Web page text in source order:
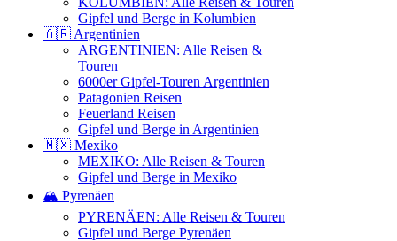
Gipfel und Berge in Kolumbien
🇦🇷 Argentinien
ARGENTINIEN: Alle Reisen &
Touren
6000er Gipfel-Touren Argentinien
Patagonien Reisen
Feuerland Reisen
Gipfel und Berge in Argentinien
🇲🇽 Mexiko
MEXIKO: Alle Reisen & Touren
Gipfel und Berge in Mexiko
🏔️ Pyrenäen
PYRENÄEN: Alle Reisen & Touren
Gipfel und Berge Pyrenäen